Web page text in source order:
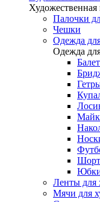
Художественная
Палочки
Чешки
Одежда
Одежда
Ленты для
Мячи для